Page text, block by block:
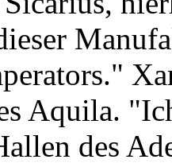
Aquila.
des